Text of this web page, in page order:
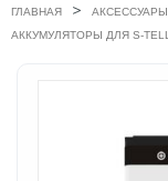
ГЛАВНАЯ > АКСЕССУАРЫ
АККУМУЛЯТОРЫ ДЛЯ S-TELL